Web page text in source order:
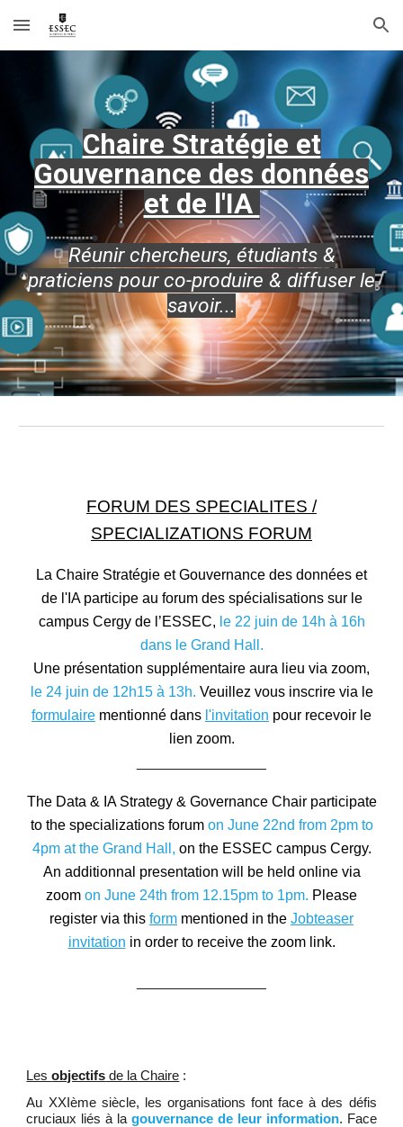
Skip to main content Skip to navigation
Chaire Stratégie et
Gouvernance des données
et de l'IA
Réunir chercheurs, étudiants &
praticiens pour co-produire & diffuser le
savoir...
FORUM DES SPECIALITES /
SPECIALIZATIONS FORUM
La Chaire Stratégie et Gouvernance des données et
de l'IA participe au forum des spécialisations sur le
campus Cergy de l’ESSEC, le 22 juin de 14h à 16h
dans le Grand Hall.
Une présentation supplémentaire aura lieu via zoom,
le 24 juin de 12h15 à 13h. Veuillez vous inscrire via e
formulaire mentionné dans l'invitation pour recevoir le
lien zoom.
The Data & IA Strategy & Governance Chair participate
to the specializations forum on June 22nd from 2pm to
4pm at the Grand Hall , on the ESSEC campus Cergy.
An additionnal presentation will be held online via
zoom on June 24th from 12.15pm to 1pm. Please
register via this form mentioned in the Jobteaser
invitation in order to receive the zoom link.
Lesobjectifs de la Chaire :
Au XXIème siècle, les organisations font face à des défis
cruciaux liés à la gouvernance de leur information. Face